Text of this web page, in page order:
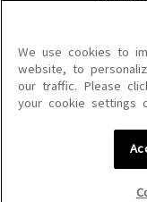
このサイトに掲載されている
を問わず、著作権法の定める
を禁じます。
楽曲及びコンテンツは、機種
楽曲及びコンテンツの配信日
We use cookies to
website, to
our traffic. Please
your cookie settings